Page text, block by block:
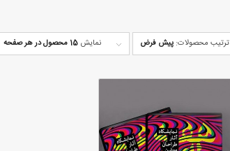
ترتیب محصولات:پیش فرض نمایش15 محصول در هر صفحه